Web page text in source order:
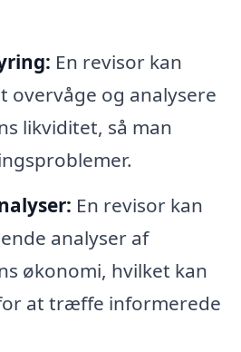
En revisor kan
overvåge og analysere
likviditet, så man
En revisor kan
analyser af
økonomi, hvilket kan
at træffe informerede